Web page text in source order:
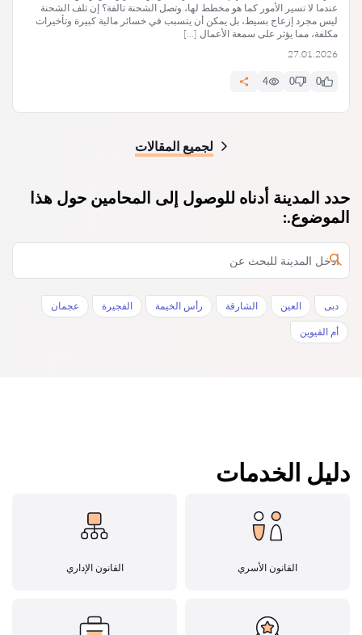
عندما لا تسير الأمور كما هو مخطط لها، وتصل الشحنة تالفة؟ إن تلف الشحنة
ليس مجرد إزعاج بسيط، بل يمكن أن يتسبب في خسائر مالية كبيرة وتأخيرات
مكلفة، مما يؤثر على سمعة الأعمال […]
27.01.2026
0
0
4
لجميع المقالات
حدد المدينة أدناه للوصول إلى المحامين حول هذا
الموضوع.:
دبى العين الشارقة رأس الخيمة الفجيرة عجمان
أم القيوين
دليل الخدمات
القانون الأسري القانون الإداري